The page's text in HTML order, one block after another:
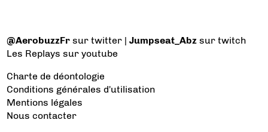
@AerobuzzFr sur twitter |Jumpseat_Abz sur twitch
Les Replays sur youtube
Charte de déontologie
Conditions générales d'utilisation
Mentions légales
Nous contacter